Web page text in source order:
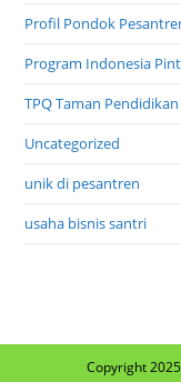
Profil Pondok
Program Indonesia
TPQ Taman
Uncategorized
unik di pesantren
usaha bisnis santri
Copyright